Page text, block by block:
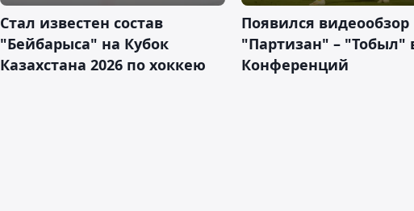
Стал известен состав
"Бейбарыса" на Кубок
Казахстана 2026 по хоккею
Появился
"Партизан" – "Тобыл"
Конференций